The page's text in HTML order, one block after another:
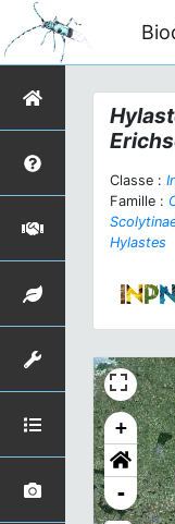
Classe :
Famille :
Hylastes
+
-